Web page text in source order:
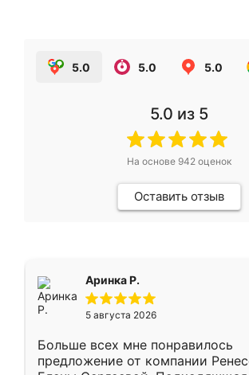
5.0 5.0 5.0
5.0 из 5
На основе 942оценок
Оставить отзыв
Аринка Р.
5 августа 2026
Больше всех мне понравилось
предложение от компании